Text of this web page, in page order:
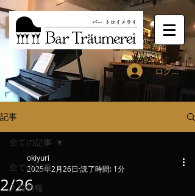
ログイン
記事
全ての記事
入荷情報
全ての記事
2/26
okiyuri
2025年2月26日 読了時間: 1分